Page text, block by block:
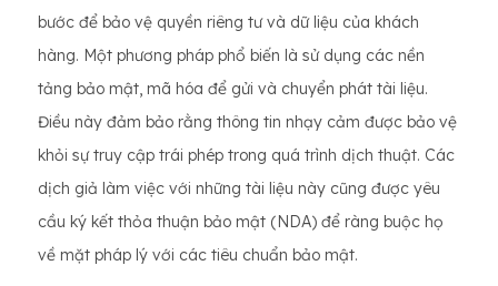
bước để bảo vệ quyền riêng tư và dữ liệu của khách
hàng. Một phương pháp phổ biến là sử dụng các nền
tảng bảo mật, mã hóa để gửi và chuyển phát tài liệu.
Điều này đảm bảo rằng thông tin nhạy cảm được bảo vệ
khỏi sự truy cập trái phép trong quá trình dịch thuật. Các
dịch giả làm việc với những tài liệu này cũng được yêu
cầu ký kết thỏa thuận bảo mật (NDA) để ràng buộc họ
về mặt pháp lý với các tiêu chuẩn bảo mật.